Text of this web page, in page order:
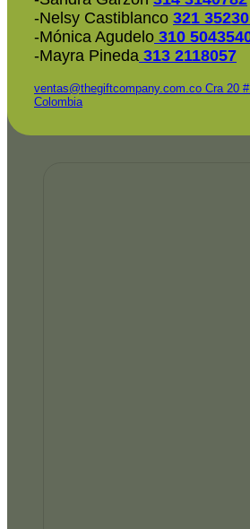
-Nelsy Castiblanco 321
-Mónica Agudelo 310
-Mayra Pineda 313 2118057
ventas@thegiftcompany.com.co Cra 20
Colombia